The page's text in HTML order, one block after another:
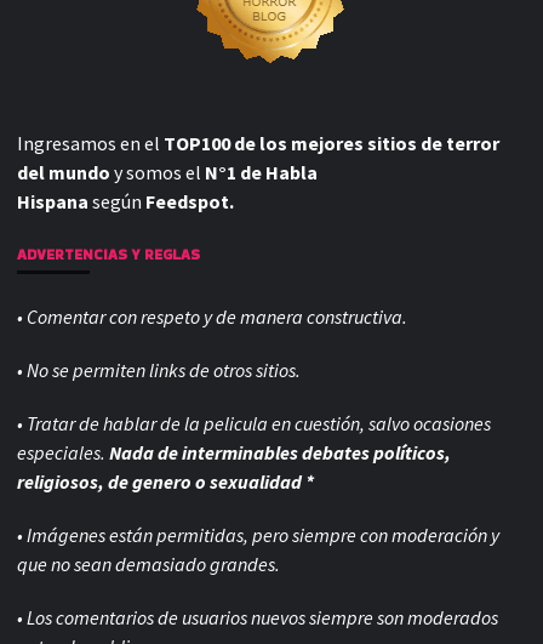
Ingresamos en el TOP100 de los mejores sitios de terror
del mundo y somos el N°1 de Habla
Hispana según Feedspot.
ADVERTENCIAS Y REGLAS
• Comentar con respeto y de manera constructiva.
• No se permiten links de otros sitios.
• Tratar de hablar de la pelicula en cuestión, salvo ocasiones
especiales. Nada de interminables debates políticos,
religiosos, de genero o sexualidad *
• Imágenes están permitidas, pero siempre conmoderación y
que no sean demasiado grandes.
• Los comentarios de usuarios nuevos siempre son moderados